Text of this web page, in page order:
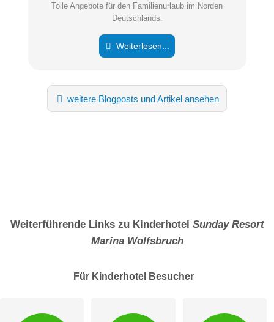
Tolle Angebote für den Familienurlaub im Norden
Deutschlands.
Weiterlesen...
weitere Blogposts und Artikel ansehen
Weiterführende Links zu Kinderhotel Sunday Resort
Marina Wolfsbruch
Für Kinderhotel Besucher